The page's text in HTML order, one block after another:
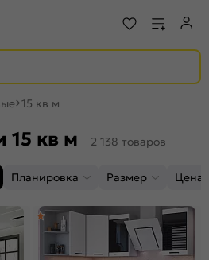
15 кв м
15 кв м 2 138 товаров
Планировка Размер Цена,